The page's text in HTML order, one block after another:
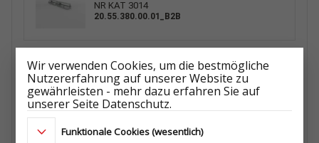
NR KAT 3014
20.55.380.00.01_B2B
KOMPLETTRAD 185 R14C 5X112
104/102N 5,5Jx14 ET30
ŁADOWNOŚĆ: 900 kg
ET1029698702
Wir verwenden Cookies, um die bestmögliche
Nutzererfahrung auf unserer Website zu
gewährleisten - mehr dazu erfahren Sie auf
unserer Seite Datenschutz.
Funktionale Cookies (wesentlich)